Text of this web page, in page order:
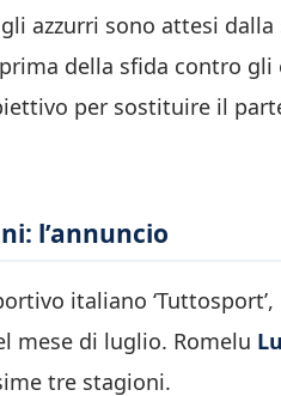
azzurri sono attesi dalla
prima della sfida contro
per sostituire il
l’annuncio
italiano
mese di luglio. Romelu
tre stagioni.